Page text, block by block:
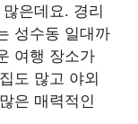
은데요. 경리
성수동 일대까
여행 장소가
도 많고 야외
은 매력적인